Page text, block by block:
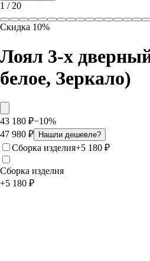
1 / 20
Скидка 10%
Лоял 3-х
белое, Зеркало)
43 180 ₽−10%
47 980 ₽ Нашли дешевле?
Сборка изделия+5 180 ₽
Сборка изделия
+5 180 ₽